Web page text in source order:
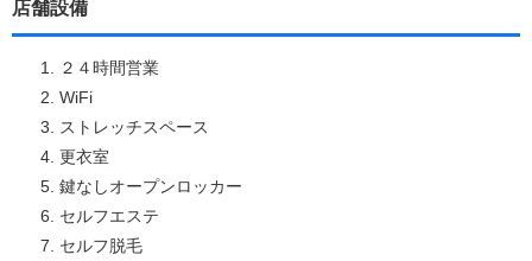
店舗設備
２４時間営業
WiFi
ストレッチスペース
更衣室
鍵なしオープンロッカー
セルフエステ
セルフ脱毛